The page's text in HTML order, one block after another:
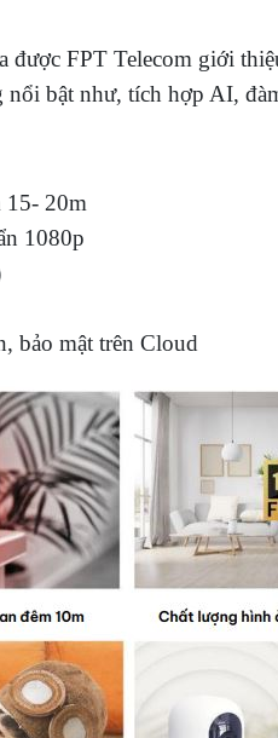
được FPT Telecom giới
bật như, tích hợp AI,
15- 20m
1080p
bảo mật trên Cloud